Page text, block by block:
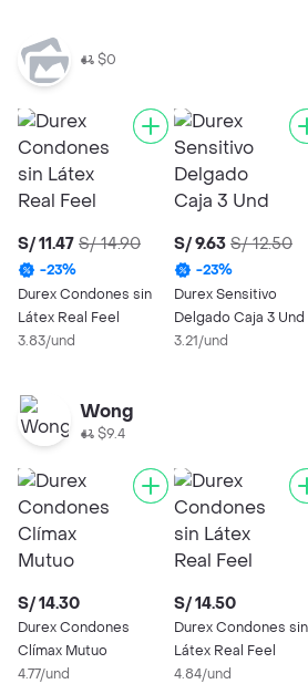
$0
S/ 11.47 S/ 14.90
-23%
Durex Condones sin
Látex Real Feel
3.83/und
S/ 9.63 S/ 12.50
-23%
Durex Sensitivo
Delgado Caja 3 Und
3.21/und
Wong
$9.4
S/ 14.30
Durex Condones
Clímax Mutuo
4.77/und
S/ 14.50
Durex Condones sin
Látex Real Feel
4.84/und